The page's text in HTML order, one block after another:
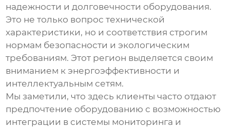
надежности и долговечности оборудования.
Это не только вопрос технической
характеристики, но и соответствия строгим
нормам безопасности и экологическим
требованиям. Этот регион выделяется своим
вниманием к энергоэффективности и
интеллектуальным сетям.
Мы заметили, что здесь клиенты часто отдают
предпочтение оборудованию с возможностью
интеграции в системы мониторинга и